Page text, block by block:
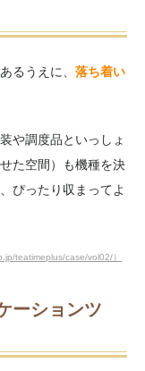
るうえに、 落ち着い
や調度品といっしょ
た空間）も機種を決
ぴったり収まってよ
teatimeplus/case/vol02/）
ーションツ